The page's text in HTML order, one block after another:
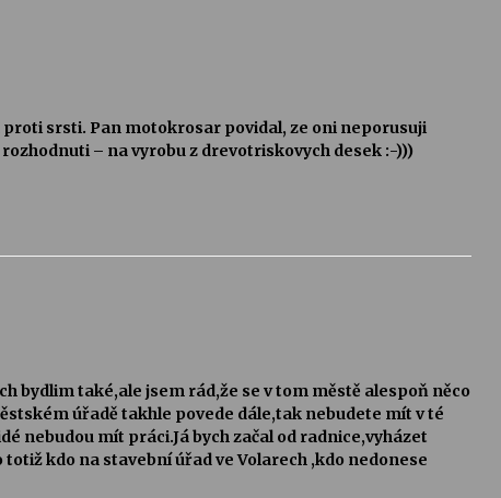
srsti. Pan motokrosar povidal, ze oni neporusuji
– na vyrobu z drevotriskovych desek :-)))
bydlim také,ale jsem rád,že se v tom městě alespoň něco
úřadě takhle povede dále,tak nebudete mít v té
nebudou mít práci.Já bych začal od radnice,vyházet
kdo na stavební úřad ve Volarech ,kdo nedonese